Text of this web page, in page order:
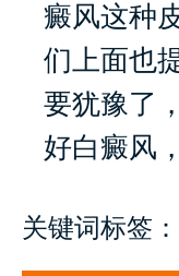
癜风这种
们上面也
要犹豫了
好白癜风
关键词标签：